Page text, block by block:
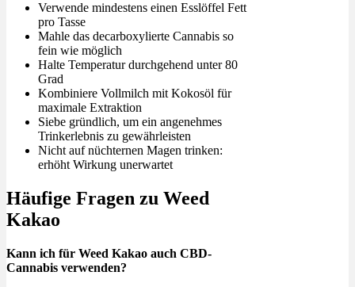
Verwende mindestens einen Esslöffel Fett
pro Tasse
Mahle das decarboxylierte Cannabis so
fein wie möglich
Halte Temperatur durchgehend unter 80
Grad
Kombiniere Vollmilch mit Kokosöl für
maximale Extraktion
Siebe gründlich, um ein angenehmes
Trinkerlebnis zu gewährleisten
Nicht auf nüchternen Magen trinken:
erhöht Wirkung unerwartet
Häufige Fragen zu Weed
Kakao
Kann ich für Weed Kakao auch CBD-
Cannabis verwenden?